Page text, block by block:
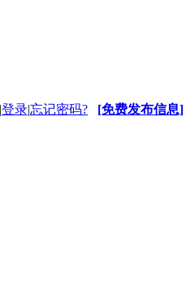
|登录|忘记密码? [免费发布信息]